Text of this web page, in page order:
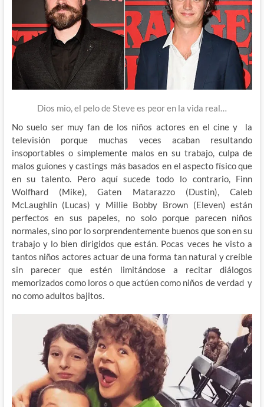
Dios mio, el pelo de Steve es peor en la vida real…
No suelo ser muy fan de los niños actores en el cine y la
televisión porque muchas veces acaban resultando
insoportables o simplemente malos en su trabajo, culpa de
malos guiones y castings más basados en el aspecto físico que
en su talento. Pero aquí sucede todo lo contrario, Finn
Wolfhard (Mike), Gaten Matarazzo (Dustin), Caleb
McLaughlin (Lucas) y Millie Bobby Brown (Eleven) están
perfectos en sus papeles, no solo porque parecen niños
normales, sino por lo sorprendentemente buenos que son en su
trabajo y lo bien dirigidos que están. Pocas veces he visto a
tantos niños actores actuar de una forma tan natural y creíble
sin parecer que estén limitándose a recitar diálogos
memorizados como loros o que actúen como niños de verdad y
no como adultos bajitos.